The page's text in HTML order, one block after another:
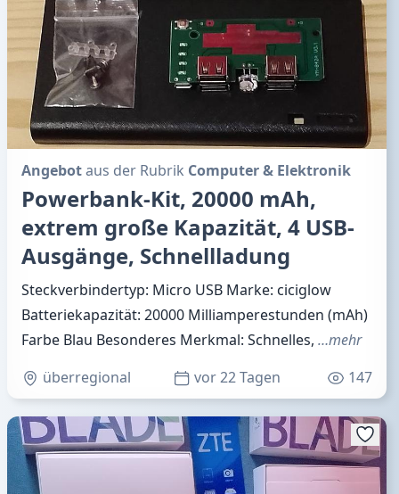
Angebotaus der Rubrik Computer & Elektronik
Powerbank-Kit, 20000 mAh,
extrem große Kapazität, 4 USB-
Ausgänge, Schnellladung
Steckverbindertyp: Micro USB Marke: ciciglow
Batteriekapazität: 20000 Milliamperestunden (mAh)
Farbe Blau Besonderes Merkmal: Schnelles, …mehr
überregional
vor 22 Tagen 147